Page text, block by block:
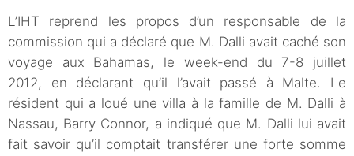
L’IHT reprend les propos d’un responsable de la
commission qui a déclaré que M. Dalli avait caché son
voyage aux Bahamas, le week-end du 7-8 juillet
2012, en déclarant qu’il l’avait passé à Malte. Le
résident qui a loué une villa à la famille de M. Dalli à
Nassau, Barry Connor, a indiqué que M. Dalli lui avait
fait savoir qu’il comptait transférer une forte somme